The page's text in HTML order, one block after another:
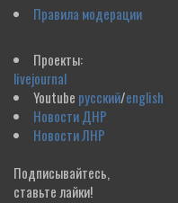
Правила модерации
Проекты:
livejournal
Youtube русский/english
Новости ДНР
Новости ЛНР
Подписывайтесь,
ставьте лайки!